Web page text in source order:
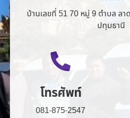
โทรศัพท์
081-875-2547